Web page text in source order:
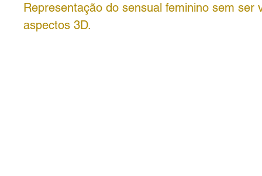
Representação do sensual feminino sem ser
aspectos 3D.